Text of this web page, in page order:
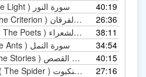
024 - An-Noor ( The Light ) سورة النور
40:19
025 - Al-Furqan (The Criterion ) سورة الفرقان
26:36
026 - Ash-Shuara ( The Poets ) سورة الشعراء
38:11
027 - An-Naml (The Ants ) سورة النمل
34:54
028 - Al-Qasas ( The Stories ) سورة القصص
40:15
029 - Al-Ankaboot ( The Spider ) سورة العنكبوت
27:16